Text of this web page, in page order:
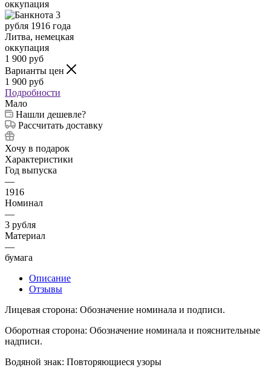
1 900 руб
Варианты цен
1 900 руб
Подробности
Мало
Нашли дешевле?
Рассчитать доставку
Хочу в подарок
Характеристики
Год выпуска
—
1916
Номинал
—
3 рубля
Материал
—
бумага
Описание
Отзывы
Лицевая сторона: Обозначение номинала и подписи.
Оборотная сторона: Обозначение номинала и пояснительные
надписи.
Водяной знак: Повторяющиеся узоры